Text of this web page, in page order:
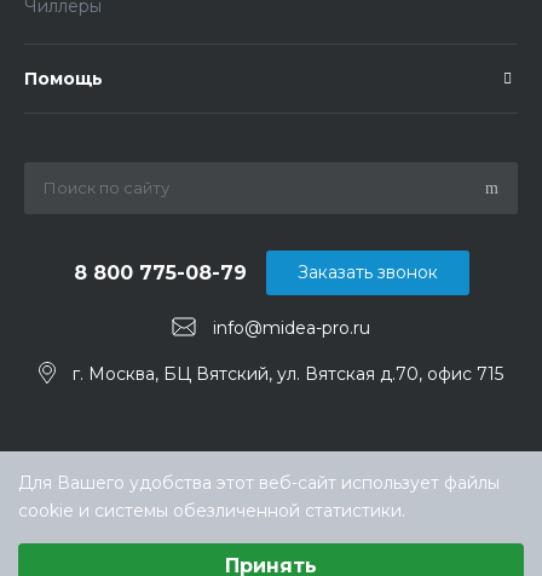
Чиллеры
Помощь
info@midea-pro.ru
8 800 775-08-79
г. Москва, БЦ Вятский, ул. Вятская д.70, офис 715
Заказать звонок
Для Вашего удобства этот веб-сайт использует файлы
cookie и системы обезличенной статистики.
Принять